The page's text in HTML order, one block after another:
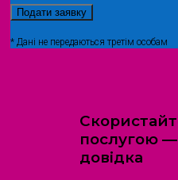
* Дані не передаються третім особам
послугою —
довідка